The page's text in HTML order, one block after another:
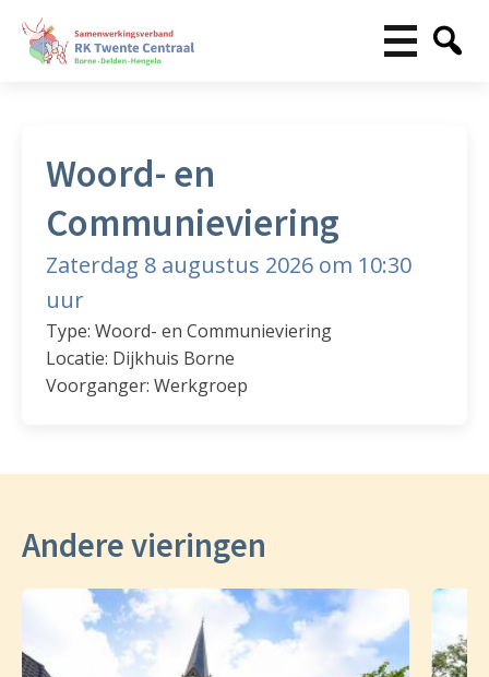
Woord- en
Communieviering
Zaterdag 8 augustus 2026 om 10:30
uur
Type: Woord- en Communieviering
Locatie: Dijkhuis Borne
Voorganger: Werkgroep
Andere vieringen